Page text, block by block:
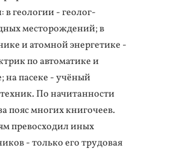
в геологии - геолог-
месторождений; в
и атомной энергетике -
по автоматике и
на пасеке - учёный
По начитанности
пояс многих книгочеев.
превосходил иных
- только его трудовая